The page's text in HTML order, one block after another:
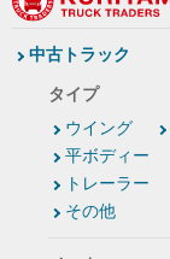
中古トラック
タイプ
ウイング
平ボディー
トレーラー
その他